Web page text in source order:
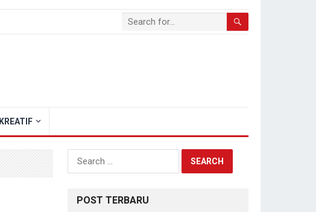
KREATIF
Search
for:
POST TERBARU